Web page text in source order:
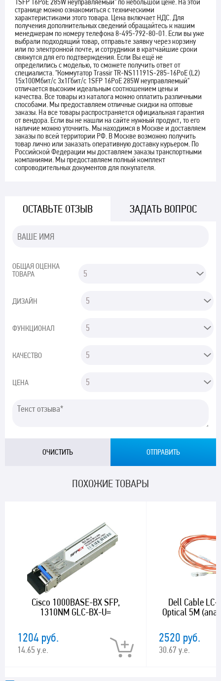
1SFP 16PoE 285W неуправляемый" по небольшой цене. На этой
странице можно ознакомиться с техническими
характеристиками этого товара. Цена включает НДС. Для
получения дополнительных сведений обращайтесь к нашим
менеджерам по номеру телефона 8-495-792-80-01. Если вы уже
выбрали подходящий товар, отправьте заявку через корзину
или по электронной почте, и сотрудники в кратчайшие сроки
свяжутся для его подтверждения. Если Вы ещё не
определились с моделью, то сможете получить ответ от
специалиста. "Коммутатор Trassir TR-NS11191S-285-16PoE (L2)
15x100Мбит/с 3x1Гбит/с 1SFP 16PoE 285W неуправляемый"
отличается высоким идеальным соотношением цены и
качества. Все товары из каталога можно оплатить различными
способами. Мы предоставляем отличные скидки на оптовые
заказы. На все товары распространяется официальная гарантия
от вендора. Если вы не нашли на сайте нужный продукт, то его
наличие можно уточнить. Мы находимся в Москве и доставляем
заказы по всей территории РФ. В Москве возможно получить
товар лично или заказать оперативную доставку курьером. По
Российской Федерации мы доставляем заказы транспортными
компаниями. Мы предоставляем полный комплект
сопроводительных документов для покупателя.
ОСТАВЬТЕ ОТЗЫВ ЗАДАТЬ ВОПРОС
ОБЩАЯ ОЦЕНКА
ТОВАРА
ДИЗАЙН
ФУНКЦИОНАЛ
КАЧЕСТВО
ЦЕНА
ПОХОЖИЕ ТОВАРЫ
Cisco 1000BASE-BX SFP,
1310NM GLC-BX-U=
1204 руб.
14.65 у.е.
Dell Cable
Optical 5M
2520 руб.
30.67 у.е.